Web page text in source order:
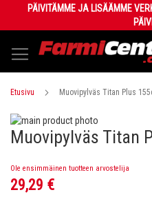
Content
PÄIVITÄMME JA LISÄÄMME
Etusivu Muovipylväs Titan Plus
Skip
to
the
Skip
of
Muovipylväs Titan
Ole ensimmäinen tuotteen arvostelija
29,29 €